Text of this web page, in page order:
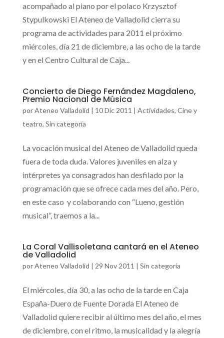
acompañado al piano por el polaco Krzysztof
Stypulkowski El Ateneo de Valladolid cierra su
programa de actividades para 2011 el próximo
miércoles, día 21 de diciembre, a las ocho de la tarde
y en el Centro Cultural de Caja...
Concierto de Diego Fernández Magdaleno,
Premio Nacional de Música
porAteneo Valladolid | 10 Dic 2011 | Actividades, Cine y
teatro, Sin categoría
La vocación musical del Ateneo de Valladolid queda
fuera de toda duda. Valores juveniles en alza y
intérpretes ya consagrados han desfilado por la
programación que se ofrece cada mes del año. Pero,
en este caso y colaborando con “Lueno, gestión
musical”, traemos a la...
La Coral Vallisoletana cantará en el Ateneo
de Valladolid
porAteneo Valladolid | 29 Nov 2011 | Sin categoría
El miércoles, día 30, a las ocho de la tarde en Caja
España-Duero de Fuente Dorada El Ateneo de
Valladolid quiere recibir al último mes del año, el mes
de diciembre, con el ritmo, la musicalidad y la alegría